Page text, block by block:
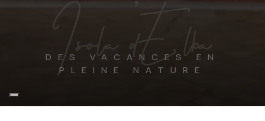
Isola d'Elba
DES VACANCES EN
PLEINE NATURE